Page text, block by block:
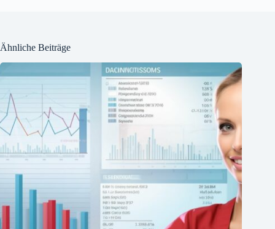
Ähnliche Beiträge